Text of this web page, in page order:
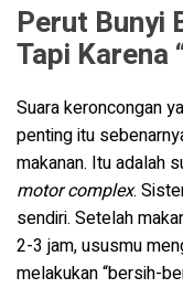
Perut Bunyi
Tapi Karena
Suara keroncongan
penting itu
makanan. Itu adalah
motor complex.
sendiri. Setelah
2-3 jam, ususmu
melakukan “bersih-